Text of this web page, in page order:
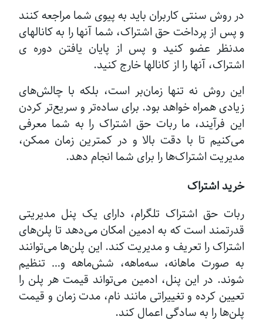
در روش سنتی کاربران باید به پیوی شما مراجعه کنند
و پس از پرداخت حق اشتراک، شما آنها را به کانالهای
مدنظر عضو کنید و پس از پایان یافتن دوره ی
اشتراک، آنها را از کانالها خارج کنید.
این روش نه تنها زمان‌بر است، بلکه با چالش‌های
زیادی همراه خواهد بود. برای ساده‌تر و سریع‌تر کردن
این فرآیند، ما ربات حق اشتراک را به شما معرفی
می‌کنیم تا با دقت بالا و در کمترین زمان ممکن،
مدیریت اشتراک‌ها را برای شما انجام دهد.
خرید اشتراک
ربات حق اشتراک تلگرام، دارای یک پنل مدیریتی
قدرتمند است که به ادمین امکان می‌دهد تا پلن‌های
اشتراک را تعریف و مدیریت کند. این پلن‌ها می‌توانند
به صورت ماهانه، سه‌ماهه، شش‌ماهه و… تنظیم
شوند. در این پنل، ادمین می‌تواند قیمت هر پلن را
تعیین کرده و تغییراتی مانند نام، مدت زمان و قیمت
پلن‌ها را به سادگی اعمال کند.